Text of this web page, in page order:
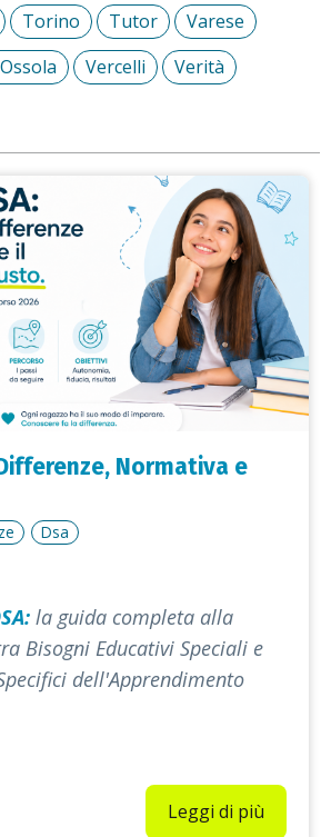
Differenze, Normativa e
Dsa
la guida completa alla
Bisogni Educativi Speciali e
dell'Apprendimento
Leggi di più
Torino Tutor
Varese
Vercelli
Verità